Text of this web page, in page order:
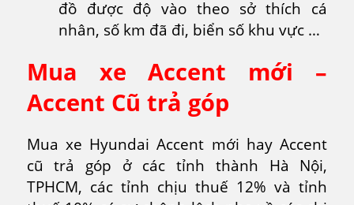
đồ được độ vào theo sở thích cá
nhân, số km đã đi, biển số khu vực …
Mua xe Accent mới –
Accent Cũ trả góp
Mua xe Hyundai Accent mới hay Accent
cũ trả góp ở các tỉnh thành Hà Nội,
TPHCM, các tỉnh chịu thuế 12% và tỉnh